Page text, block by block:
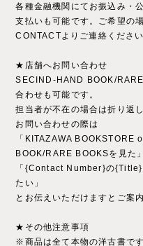
各種金融機関にてお振込み・
支払いも可能です。ご希望の
CONTACTよりご連絡ください
★店舗へお問い合わせ
SECIND-HAND BOOK/
合わせも可能です。
担当者が不在の場合は折り返
お問い合わせの際は
「KITAZAWA
BOOK/RARE BOOKSを見た」
「{Contact Number}の{Title}
たい」
とお伝えいただけますとご案
★その他注意事項
※商品は全て本物の洋古書で